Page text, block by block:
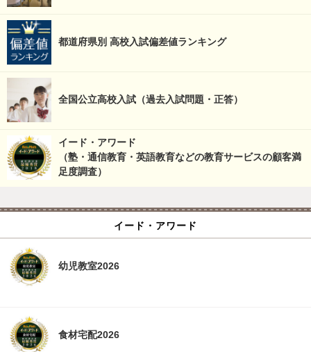
都道府県別 高校入試偏差値ランキング
全国公立高校入試（過去入試問題・正答）
イード・アワード
（塾・通信教育・英語教育などの教育サービスの顧客満
足度調査）
イード・アワード
幼児教室2026
食材宅配2026